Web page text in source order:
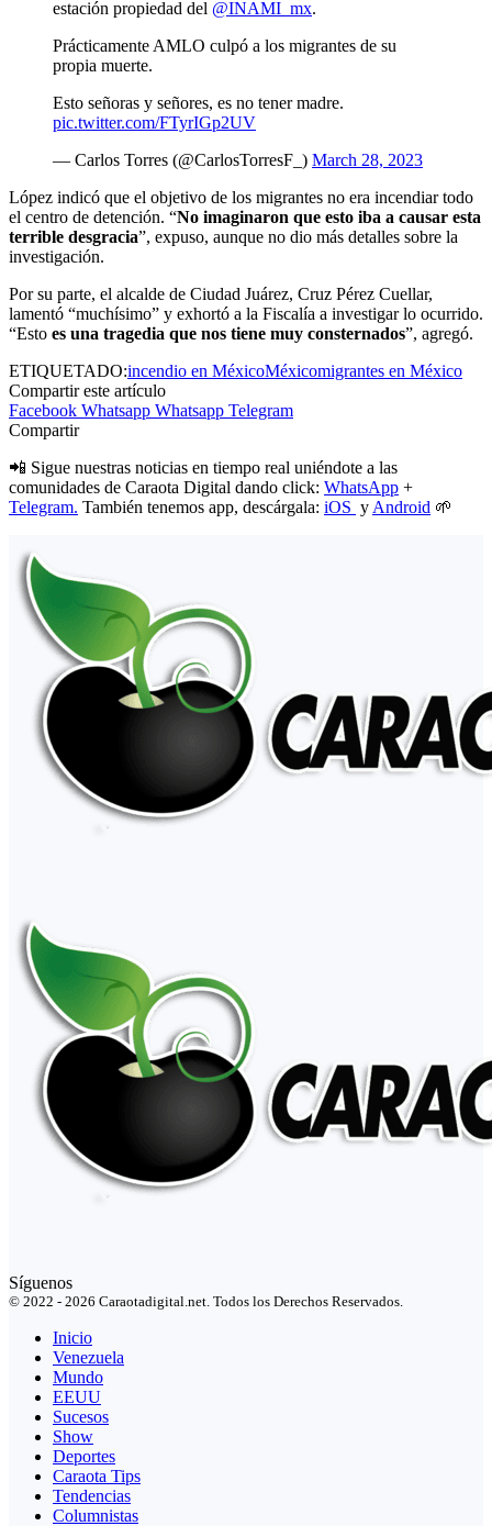
estación propiedad del @INAMI_mx.
Prácticamente AMLO culpó a los migrantes de su
propia muerte.
Esto señoras y señores, es no tener madre.
pic.twitter.com/FTyrIGp2UV
— Carlos Torres (@CarlosTorresF_) March 28, 2023
López indicó que el objetivo de los migrantes no era incendiar todo
el centro de detención. “No imaginaron que esto iba a causar esta
terrible desgracia”, expuso, aunque no dio más detalles sobre la
investigación.
Por su parte, el alcalde de Ciudad Juárez, Cruz Pérez Cuellar,
lamentó “muchísimo” y exhortó a la Fiscalía a investigar lo ocurrido.
“Esto es una tragedia que nos tiene muy consternados”, agregó.
ETIQUETADO:incendio en MéxicoMéxicomigrantes en México
Compartir este artículo
Facebook Whatsapp Whatsapp Telegram
Compartir
📲 Sigue nuestras noticias en tiempo real uniéndote a las
comunidades de Caraota Digital dando click: WhatsApp +
Telegram. También tenemos app, descárgala: iOS y Android 🌱
Síguenos
© 2022 - 2026 Caraotadigital.net. Todos los Derechos Reservados.
Inicio
Venezuela
Mundo
EEUU
Sucesos
Show
Deportes
Caraota Tips
Tendencias
Columnistas